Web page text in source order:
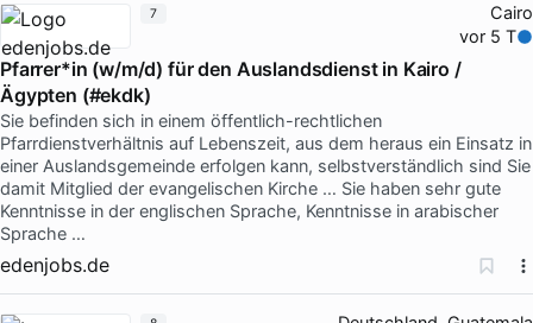
Cairo
vor 5 T
Pfarrer*in (w/m/d) für den Auslandsdienst in Kairo /
Ägypten (#ekdk)
Sie befinden sich in einem öffentlich-rechtlichen
Pfarrdienstverhältnis auf Lebenszeit, aus dem heraus ein Einsatz in
einer Auslandsgemeinde erfolgen kann, selbstverständlich sind Sie
damit Mitglied der evangelischen Kirche … Sie haben sehr gute
Kenntnisse in der englischen Sprache, Kenntnisse in arabischer
Sprache …
edenjobs.de
7